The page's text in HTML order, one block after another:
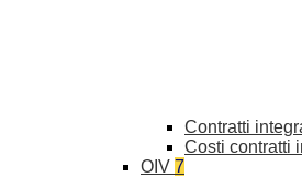
Contratti
Costi contratti
OIV 7